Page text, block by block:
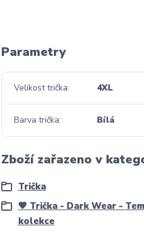
Parametry
Velikost trička 4XL
Barva trička Bílá
Zboží zařazeno v
Trička
🖤 Trička - Dark Wear -
kolekce